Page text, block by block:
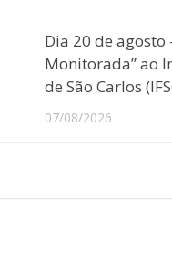
Dia 20 de agosto
Monitorada” ao
de São Carlos
07/08/2026